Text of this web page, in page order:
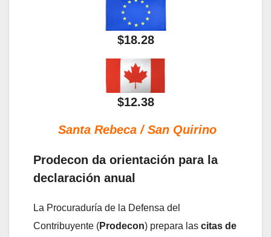
$18.28
$12.38
Santa Rebeca / San Quirino
Prodecon da orientación para la
declaración anual
La Procuraduría de la Defensa del
Contribuyente (Prodecon) prepara las citas de